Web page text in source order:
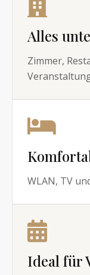
Alles
Zimmer,
WLAN, TV
Ideal für